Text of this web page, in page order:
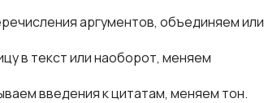
аргументов, объединяем или
в текст или наоборот, меняем
введения к цитатам, меняем тон.